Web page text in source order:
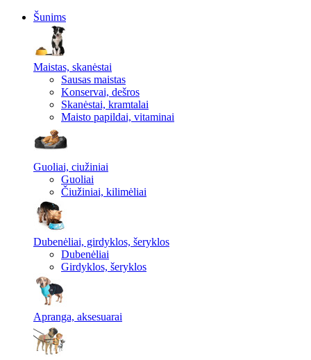
Šunims
Maistas, skanėstai
Sausas maistas
Konservai, dešros
Skanėstai, kramtalai
Maisto papildai, vitaminai
Guoliai, ciužiniai
Guoliai
Čiužiniai, kilimėliai
Dubenėliai, girdyklos, šeryklos
Dubenėliai
Girdyklos, šeryklos
Apranga, aksesuarai